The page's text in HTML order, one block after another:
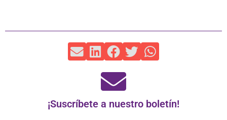
¡Suscríbete a nuestro boletín!